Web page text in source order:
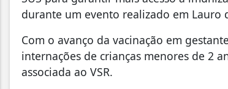
durante um evento realizado em Lauro
Com o avanço da vacinação em
internações de crianças menores de 2
associada ao VSR.